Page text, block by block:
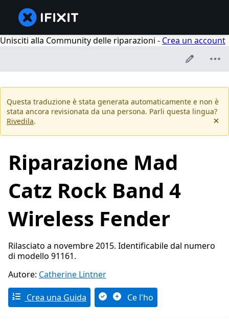
Unisciti alla Community delle riparazioni - Crea un account
Questa traduzione è stata generata automaticamente e non è
stata ancora revisionata da una persona. Parli questa lingua?
Rivedila.
Riparazione Mad
Catz Rock Band 4
Wireless Fender
Rilasciato a novembre 2015. Identificabile dal numero
di modello 91161.
Autore: Catherine Lintner
Crea una Guida Ce l'ho